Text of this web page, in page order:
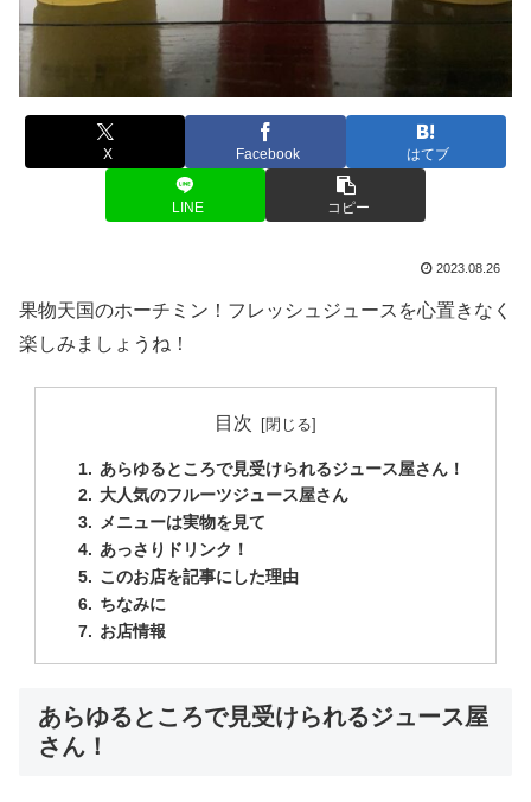
X Facebook はてブ
LINE コピー
2023.08.26
果物天国のホーチミン！フレッシュジュースを心置きなく
楽しみましょうね！
目次
あらゆるところで見受けられるジュース屋さん！
大人気のフルーツジュース屋さん
メニューは実物を見て
あっさりドリンク！
このお店を記事にした理由
ちなみに
お店情報
あらゆるところで見受けられるジュース屋
さん！